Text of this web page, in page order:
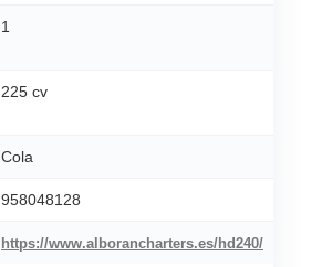
1
225 cv
Cola
958048128
https://www.alborancharters.es/hd240/